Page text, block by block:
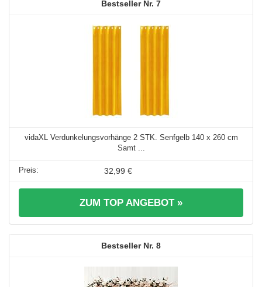
7
vidaXL Verdunkelungsvorhänge 2 STK. Senfgelb 140 x 260 cm
Samt ...
32,99 €
ZUM TOP ANGEBOT »
8